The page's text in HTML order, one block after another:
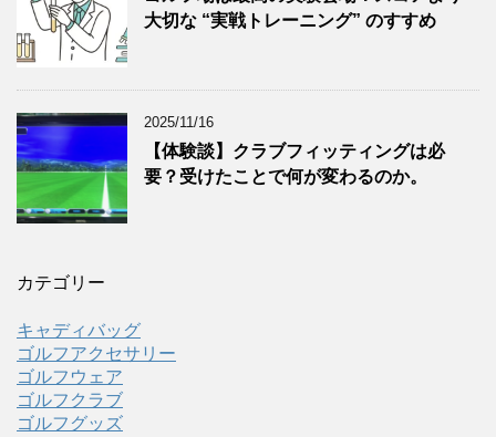
大切な “実戦トレーニング” のすすめ
2025/11/16
【体験談】クラブフィッティングは必
要？受けたことで何が変わるのか。
カテゴリー
キャディバッグ
ゴルフアクセサリー
ゴルフウェア
ゴルフクラブ
ゴルフグッズ